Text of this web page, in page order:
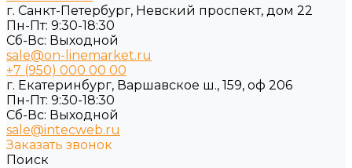
г. Санкт-Петербург, Невский проспект, дом 22
Пн-Пт: 9:30-18:30
Cб-Вс: Выходной
sale@on-linemarket.ru
+7 (950) 000 00 00
г. Екатеринбург, Варшавское ш., 159, оф 206
Пн-Пт: 9:30-18:30
Cб-Вс: Выходной
sale@intecweb.ru
Заказать звонок
Поиск